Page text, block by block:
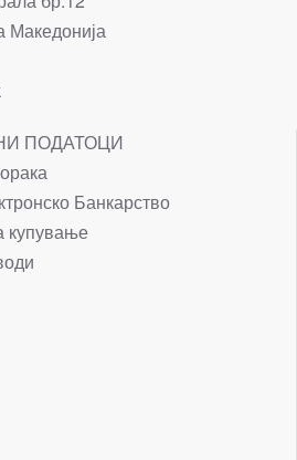
Македонија
ПОДАТОЦИ
Банкарство
купување